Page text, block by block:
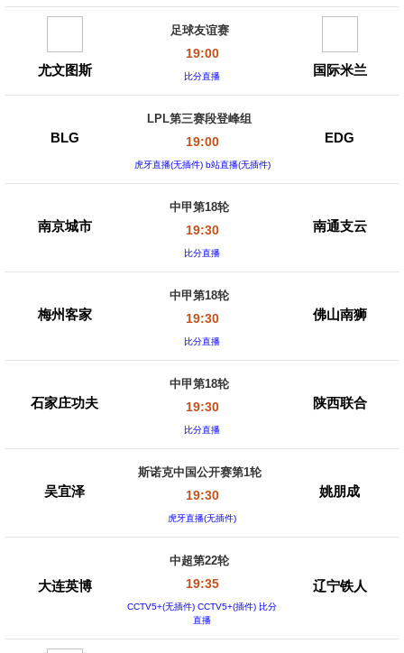
尤文图斯
足球友谊赛
19:00
比分直播 国际米兰
BLG
LPL第三赛段登峰组
19:00
虎牙直播(无插件) b站直播(无插件)
EDG
南京城市
中甲第18轮
19:30
比分直播
南通支云
梅州客家
中甲第18轮
19:30
比分直播
佛山南狮
石家庄功夫
中甲第18轮
19:30
比分直播
陕西联合
吴宜泽
斯诺克中国公开赛第1轮
19:30
虎牙直播(无插件)
姚朋成
大连英博
中超第22轮
19:35
CCTV5+(无插件) CCTV5+(插件) 比分
直播
辽宁铁人